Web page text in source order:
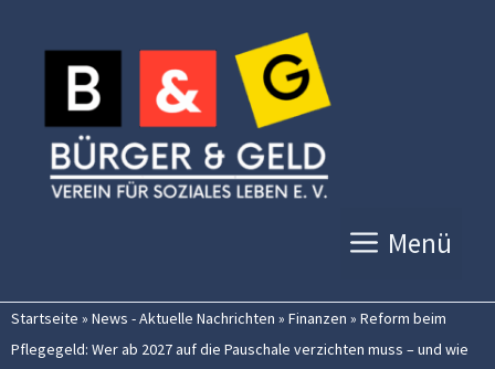
Inhalt
springen
Menü
Startseite » News - Aktuelle Nachrichten » Finanzen » Reform beim
Pflegegeld: Wer ab 2027 auf die Pauschale verzichten muss – und wie